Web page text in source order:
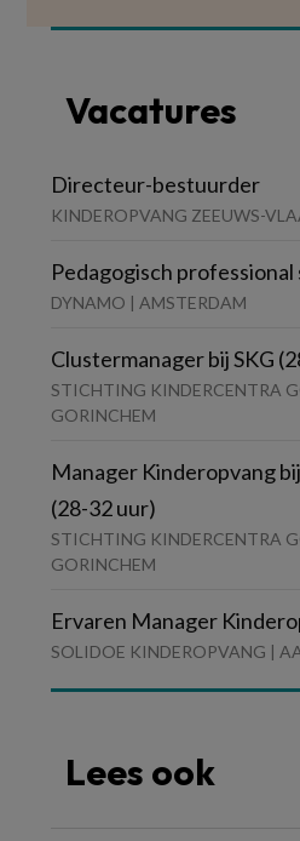
Vacatures
Directeur-bestuurder
KINDEROPVANG ZEEUWS-
Pedagogisch professional
DYNAMO | AMSTERDAM
Clustermanager bij SKG
STICHTING KINDERCENTRA
GORINCHEM
Manager Kinderopvang
(28-32 uur)
STICHTING KINDERCENTRA
GORINCHEM
Ervaren Manager
SOLIDOE KINDEROPVANG |
Lees ook